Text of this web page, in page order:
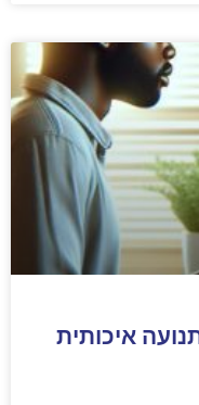
איכותית